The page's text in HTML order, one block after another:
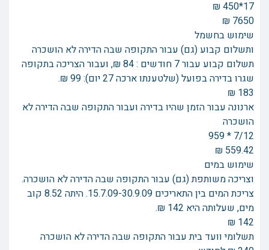
17*450 ₪
7650 ₪
שימוש בחשמל
ותשלום קבוע (גם) עבור התקופה שבה הדירה לא הושכרה
תשלום קבוע עבור 7 חודשים : 84 ₪, ועבור הצריכה בתקופה
שגרו בדירה בפועל (שלטענתו ארכה 27 יום): 99 ₪.
183 ₪
ארנונה עבור הזמן שהיו בדירה ועבור התקופה שבה הדירה לא
הושכרה
7/12 * 959
559.42 ₪
שימוש במים
וצריכה משותפת (גם) עבור התקופה שבה הדירה לא הושכרה.
צריכת המים בין התאריכים 15.7.09-30.9.09. היתה 8.52 קוב
מים, שעלותה היא 142 ₪.
142 ₪
תשלומי וועד בית עבור התקופה שבה הדירה לא הושכרה